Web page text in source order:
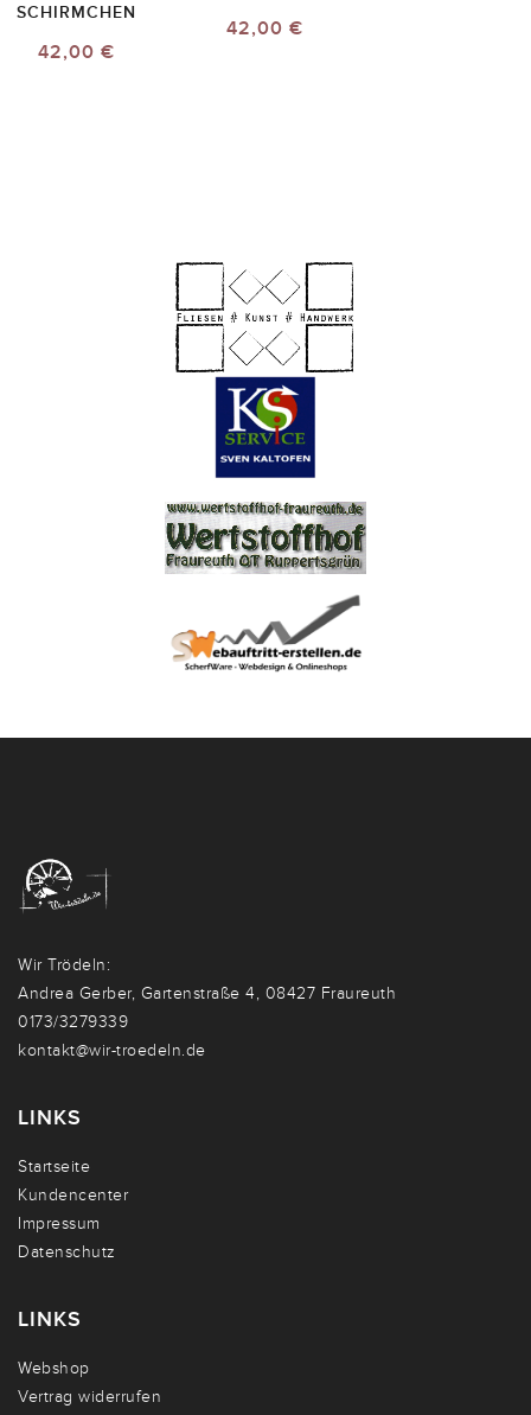
CHIRMCHEN
42,00 €
42,00 €
Wir Trödeln:
Andrea Gerber, Gartenstraße 4, 08427 Fraureuth
0173/3279339
kontakt@wir-troedeln.de
LINKS
Startseite
Kundencenter
Impressum
Datenschutz
LINKS
Webshop
Vertrag widerrufen